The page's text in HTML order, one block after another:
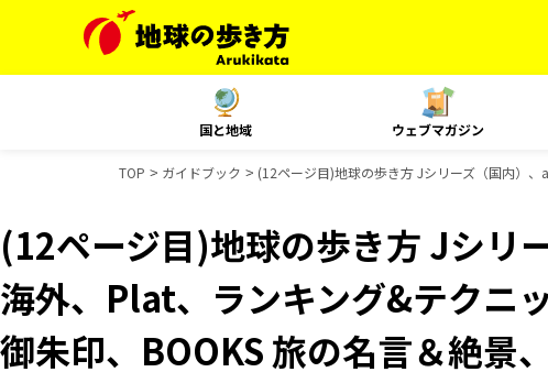
国と地域 ウェブマガジン
TOP ガイドブック (12ページ目)地球の歩き方 Jシリーズ（国内）
(12ページ目)地球の歩き方 Jシリ
海外、Plat、ランキング&テクニ
御朱印、BOOKS 旅の名言＆絶景